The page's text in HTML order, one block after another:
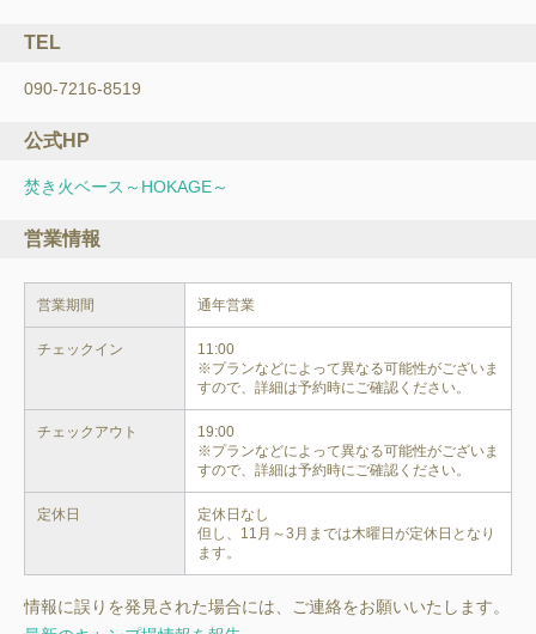
TEL
090-7216-8519
公式HP
焚き火ベース～HOKAGE～
営業情報
営業期間 通年営業
チェックイン
11:00
※プランなどによって異なる可能性がございま
すので、詳細は予約時にご確認ください。
チェックアウト
19:00
※プランなどによって異なる可能性がございま
すので、詳細は予約時にご確認ください。
定休日
定休日なし
但し、11月～3月までは木曜日が定休日となり
ます。
情報に誤りを発見された場合には、ご連絡をお願いいたします。